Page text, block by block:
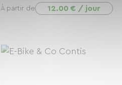
À partir de 12.00 € / jour